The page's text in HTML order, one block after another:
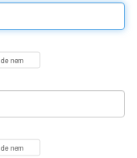
de nem
de nem